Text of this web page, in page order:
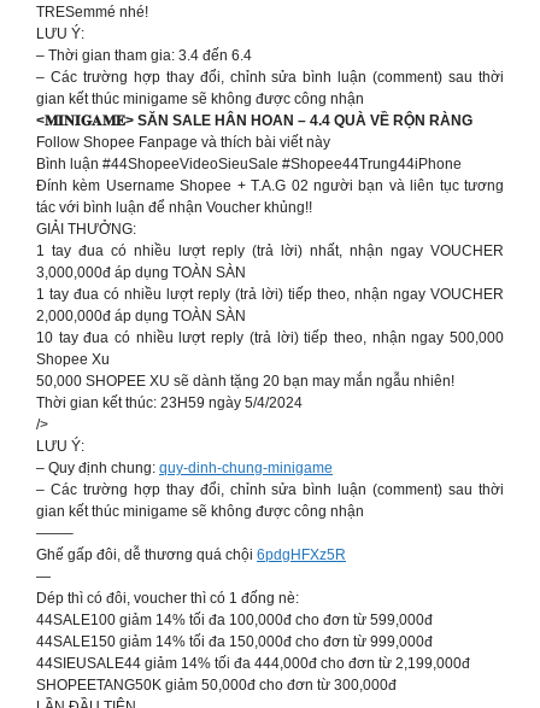
TRESemmé nhé!
LƯU Ý:
– Thời gian tham gia: 3.4 đến 6.4
– Các trường hợp thay đổi, chỉnh sửa bình luận (comment) sau thời
gian kết thúc minigame sẽ không được công nhận
<𝐌𝐈𝐍𝐈𝐆𝐀𝐌𝐄> SĂN SALE HÂN HOAN – 4.4 QUÀ VỀ RỘN RÀNG
Follow Shopee Fanpage và thích bài viết này
Bình luận #44ShopeeVideoSieuSale #Shopee44Trung44iPhone
Đính kèm Username Shopee + T.A.G 02 người bạn và liên tục tương
tác với bình luận để nhận Voucher khủng!!
GIẢI THƯỞNG:
1 tay đua có nhiều lượt reply (trả lời) nhất, nhận ngay VOUCHER
3,000,000đ áp dụng TOÀN SÀN
1 tay đua có nhiều lượt reply (trả lời) tiếp theo, nhận ngay VOUCHER
2,000,000đ áp dụng TOÀN SÀN
10 tay đua có nhiều lượt reply (trả lời) tiếp theo, nhận ngay 500,000
Shopee Xu
50,000 SHOPEE XU sẽ dành tặng 20 bạn may mắn ngẫu nhiên!
Thời gian kết thúc: 23H59 ngày 5/4/2024
/>
LƯU Ý:
– Quy định chung: quy-dinh-chung-minigame
– Các trường hợp thay đổi, chỉnh sửa bình luận (comment) sau thời
gian kết thúc minigame sẽ không được công nhận
——–
Ghế gấp đôi, dễ thương quá chội 6pdgHFXz5R
—
Dép thì có đôi, voucher thì có 1 đống nè:
44SALE100 giảm 14% tối đa 100,000đ cho đơn từ 599,000đ
44SALE150 giảm 14% tối đa 150,000đ cho đơn từ 999,000đ
44SIEUSALE44 giảm 14% tối đa 444,000đ cho đơn từ 2,199,000đ
SHOPEETANG50K giảm 50,000đ cho đơn từ 300,000đ